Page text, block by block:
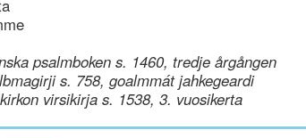
psalmboken s. 1460, tredje årgången
s. 758, goalmmát jahkegeardi
virsikirja s. 1538, 3. vuosikerta